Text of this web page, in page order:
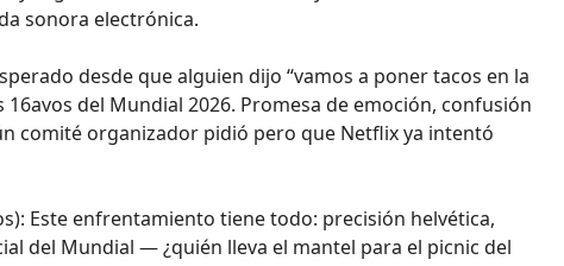
sonora electrónica.
desde que alguien dijo “vamos a poner tacos en la
16avos del Mundial 2026. Promesa de emoción, confusión
comité organizador pidió pero que Netflix ya intentó
Este enfrentamiento tiene todo: precisión helvética,
del Mundial — ¿quién lleva el mantel para el picnic del